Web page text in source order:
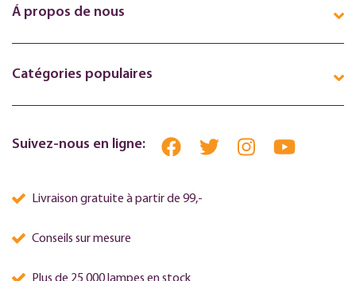
Á propos de nous
Catégories populaires
Suivez-nous en ligne:
Livraison gratuite à partir de 99,-
Conseils sur mesure